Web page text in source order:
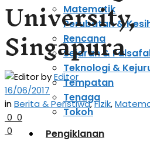
Matematik
Perubatan &
Rencana
Sejarah &
Teknologi &
Tempatan
Tenaga
Tokoh
Pengiklanan
University,
Singapura
byEditor
16/06/2017
inBerita & Peristiwa,Fizik,
0 0
0